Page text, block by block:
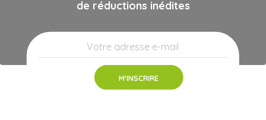
de réductions inédites